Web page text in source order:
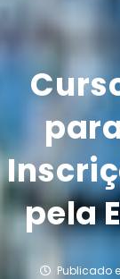
pela
Publicado